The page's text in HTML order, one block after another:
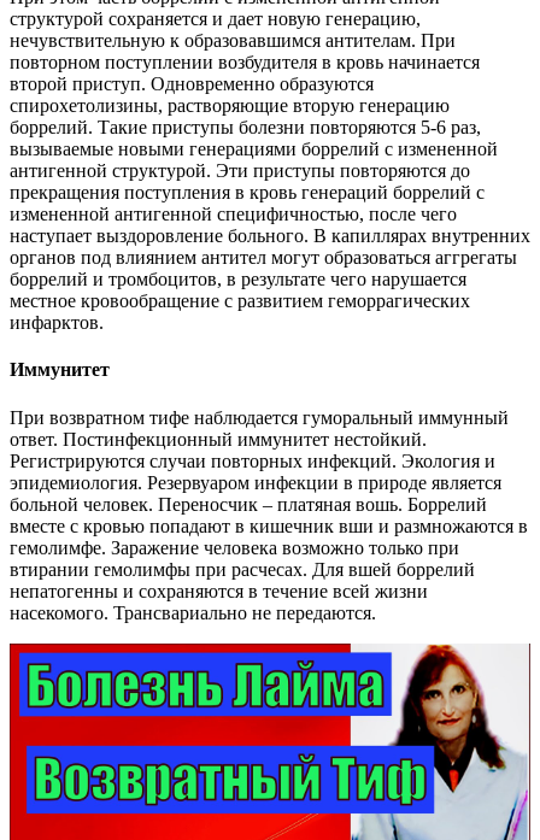
структурой сохраняется и дает новую генерацию,
нечувствительную к образовавшимся антителам. При
повторном поступлении возбудителя в кровь начинается
второй приступ. Одновременно образуются
спирохетолизины, растворяющие вторую генерацию
боррелий. Такие приступы болезни повторяются 5-6 раз,
вызываемые новыми генерациями боррелий с измененной
антигенной структурой. Эти приступы повторяются до
прекращения поступления в кровь генераций боррелий с
измененной антигенной специфичностью, после чего
наступает выздоровление больного. В капиллярах внутренних
органов под влиянием антител могут образоваться аггрегаты
боррелий и тромбоцитов, в результате чего нарушается
местное кровообращение с развитием геморрагических
инфарктов.
Иммунитет
При возвратном тифе наблюдается гуморальный иммунный
ответ. Постинфекционный иммунитет нестойкий.
Регистрируются случаи повторных инфекций. Экология и
эпидемиология. Резервуаром инфекции в природе является
больной человек. Переносчик – платяная вошь. Боррелий
вместе с кровью попадают в кишечник вши и размножаются в
гемолимфе. Заражение человека возможно только при
втирании гемолимфы при расчесах. Для вшей боррелий
непатогенны и сохраняются в течение всей жизни
насекомого. Трансвариально не передаются.